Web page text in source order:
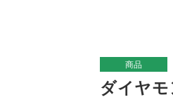
商品
ダイヤ